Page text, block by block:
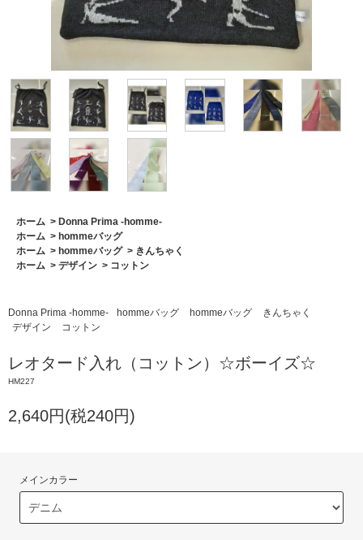
ホーム > Donna Prima -homme-
ホーム > hommeバッグ
ホーム > hommeバッグ > きんちゃく
ホーム > デザイン > コットン
Donna Prima -homme- hommeバッグ hommeバッグ
きんちゃく
デザイン
コットン
レオタード入れ（コットン）☆ボーイズ☆
HM227
2,640円(税240円)
メインカラー